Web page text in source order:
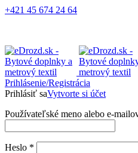
+421 45 674 24 64
Prihlásenie/Registrácia
Prihlásiť saVytvorte si účet
Používateľské meno alebo e-
Heslo *